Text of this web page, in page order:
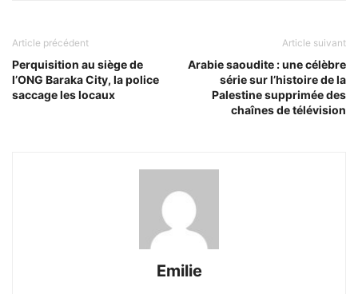
Article précédent
Perquisition au siège de
l’ONG Baraka City, la police
saccage les locaux
Article suivant
Arabie saoudite : une célèbre
série sur l’histoire de la
Palestine supprimée des
chaînes de télévision
Emilie